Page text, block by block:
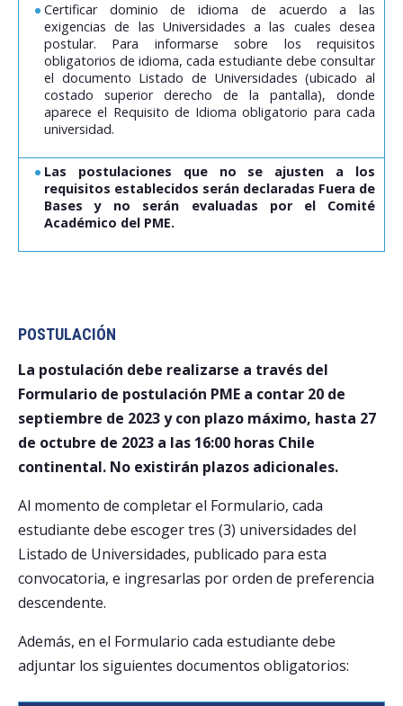
Certificar dominio de idioma de acuerdo a las
exigencias de las Universidades a las cuales desea
postular. Para informarse sobre los requisitos
obligatorios de idioma, cada estudiante debe consultar
el documento Listado de Universidades (ubicado al
costado superior derecho de la pantalla), donde
aparece el Requisito de Idioma obligatorio para cada
universidad.
Las postulaciones que no se ajusten a los
requisitos establecidos serán declaradas Fuera de
Bases y no serán evaluadas por el Comité
Académico del PME.
POSTULACIÓN
La postulación debe realizarse a través del
Formulario de postulación PME a contar 20 de
septiembre de 2023 y con plazo máximo, hasta 27
de octubre de 2023 a las 16:00 horas Chile
continental. No existirán plazos adicionales.
Al momento de completar el Formulario, cada
estudiante debe escoger tres (3) universidades del
Listado de Universidades, publicado para esta
convocatoria, e ingresarlas por orden de preferencia
descendente.
Además, en el Formulario cada estudiante debe
adjuntar los siguientes documentos obligatorios: